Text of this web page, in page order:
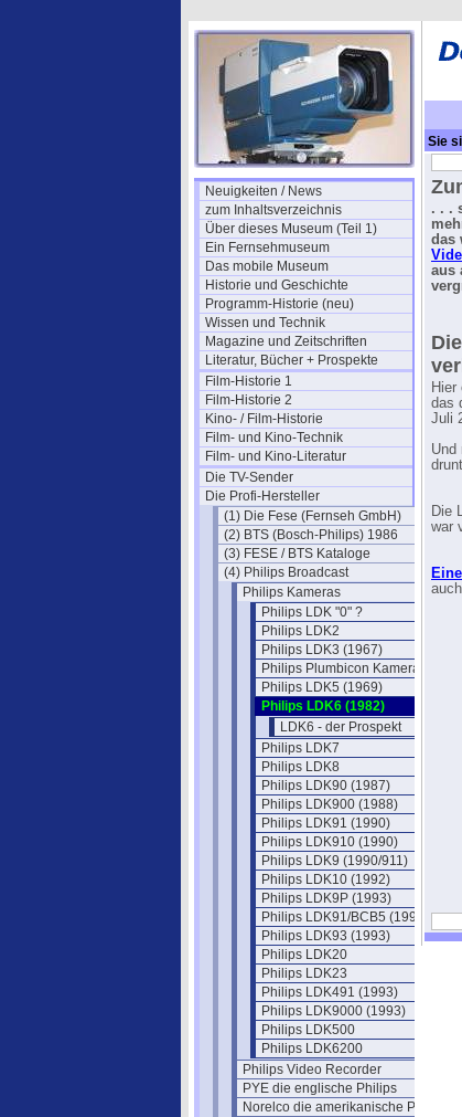
Neuigkeiten / News
zum Inhaltsverzeichnis
Über dieses Museum (Teil 1)
Ein Fernsehmuseum
Das mobile Museum
Historie und Geschichte
Programm-Historie (neu)
Wissen und Technik
Magazine und Zeitschriften
Literatur, Bücher + Prospekte
Film-Historie 1
Film-Historie 2
Kino- / Film-Historie
Film- und Kino-Technik
Film- und Kino-Literatur
Die TV-Sender
Die Profi-Hersteller
(1) Die Fese (Fernseh GmbH)
(2) BTS (Bosch-Philips) 1986
(3) FESE / BTS Kataloge
(4) Philips Broadcast
Philips Kameras
Philips LDK "0" ?
Philips LDK2
Philips LDK3 (1967)
Philips Plumbicon Kamera EL
Philips LDK5 (1969)
Philips LDK6 (1982)
LDK6 - der Prospekt
Philips LDK7
Philips LDK8
Philips LDK90 (1987)
Philips LDK900 (1988)
Philips LDK91 (1990)
Philips LDK910 (1990)
Philips LDK9 (1990/911)
Philips LDK10 (1992)
Philips LDK9P (1993)
Philips LDK91/BCB5 (1993)
Philips LDK93 (1993)
Philips LDK20
Philips LDK23
Philips LDK491 (1993)
Philips LDK9000 (1993)
Philips LDK500
Philips LDK6200
Philips Video Recorder
PYE die englische Philips
Norelco die amerikanische Philips
Sie
. . .
das
aus
das
Juli
Und
Die
war